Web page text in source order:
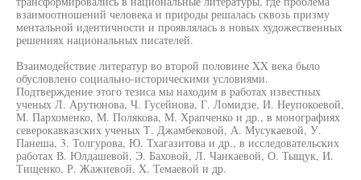
взаимоотношений человека и природы решалась сквозь призму
ментальной идентичности и проявлялась в новых художественных
решениях национальных писателей.
Взаимодействие литератур во второй половине XX века было
обусловлено социально-историческими условиями.
Подтверждение этого тезиса мы находим в работах известных
ученых Л. Арутюнова, Ч. Гусейнова, Г. Ломидзе, И. Неупокоевой,
М. Пархоменко, М. Полякова, М. Храпченко и др., в монографиях
северокавказских ученых Т. Джамбековой, А. Мусукаевой, У.
Панеша, 3. Толгурова, Ю. Тхагазитова и др., в исследовательских
работах В. Юлдашевой, Э. Баховой, Л. Чанкаевой, О. Тыщук, И.
Тищенко, Р. Жажиевой, X. Темаевой и др.